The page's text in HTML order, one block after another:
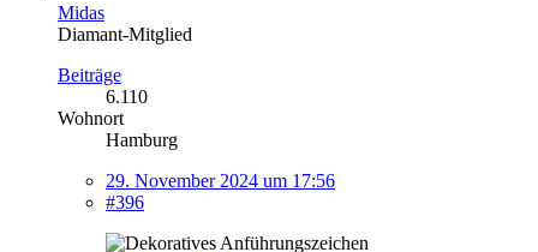
Midas
Diamant-Mitglied
Beiträge
6.110
Wohnort
Hamburg
29. November 2024 um 17:56
#396